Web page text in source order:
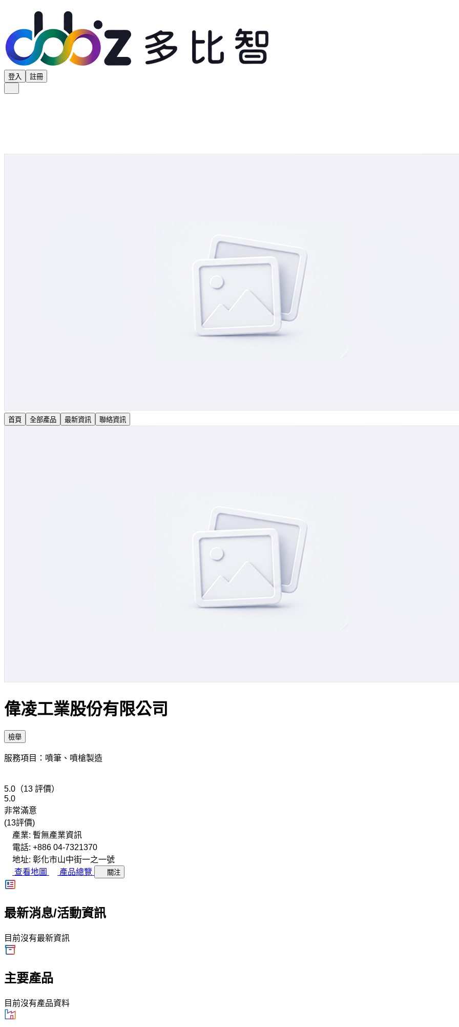
登入 註冊
首頁 全部產品 最新資訊 聯絡資訊
偉凌工業股份有限公司
檢舉
服務項目：噴筆、噴槍製造
5.0（13 評價）
5.0
非常滿意
(13評價)
產業: 暫無產業資訊
電話: +886 04-7321370
地址: 彰化市山中街一之一號
查看地圖
產品總覽 關注
最新消息/活動資訊
目前沒有最新資訊
主要產品
目前沒有產品資料